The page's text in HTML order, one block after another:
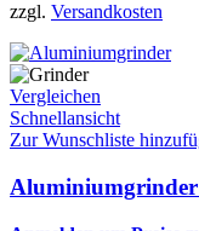
zzgl. Versandkosten
Vergleichen
Schnellansicht
Zur Wunschliste